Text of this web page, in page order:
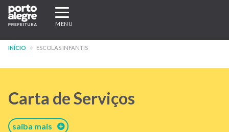
Pular
para
conteúdo
Expandir/recolher
navegação
MENU
INÍCIO ESCOLAS INFANTIS
Carta de Serviços
saiba mais